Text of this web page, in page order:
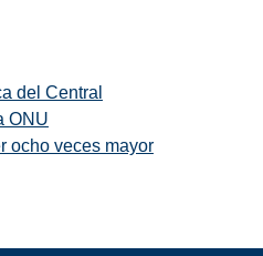
del Central
ONU
ocho veces mayor